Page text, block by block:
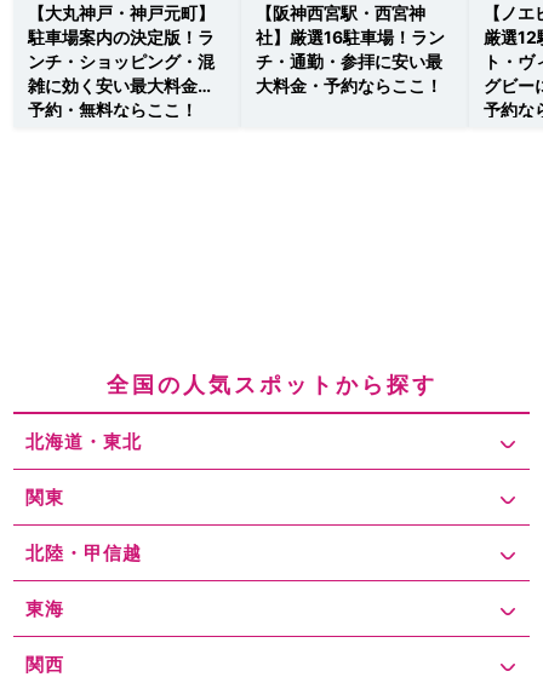
【大丸神戸・神戸元町】
駐車場案内の決定版！ラ
ンチ・ショッピング・混
雑に効く安い最大料金・
予約・無料ならここ！
【阪神西宮駅・西宮神
社】厳選16駐車場！ラン
チ・通勤・参拝に安い最
大料金・予約ならここ！
【ノ
厳選12
ト・
グビー
予約な
全国の人気スポットから探す
北海道・東北
関東
北陸・甲信越
東海
関西